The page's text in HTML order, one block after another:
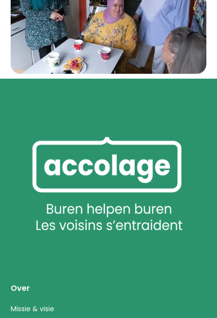
Over
Missie & visie